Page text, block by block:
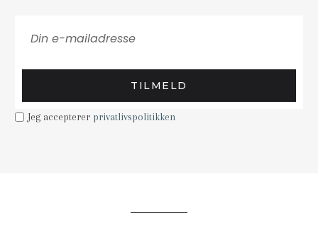
TILMELD
Jeg accepterer privatlivspolitikken